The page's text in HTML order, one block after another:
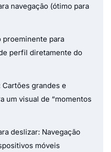
navegação (ótimo para
proeminente para
perfil diretamente do
grandes e
um visual de “momentos
deslizar: Navegação
móveis